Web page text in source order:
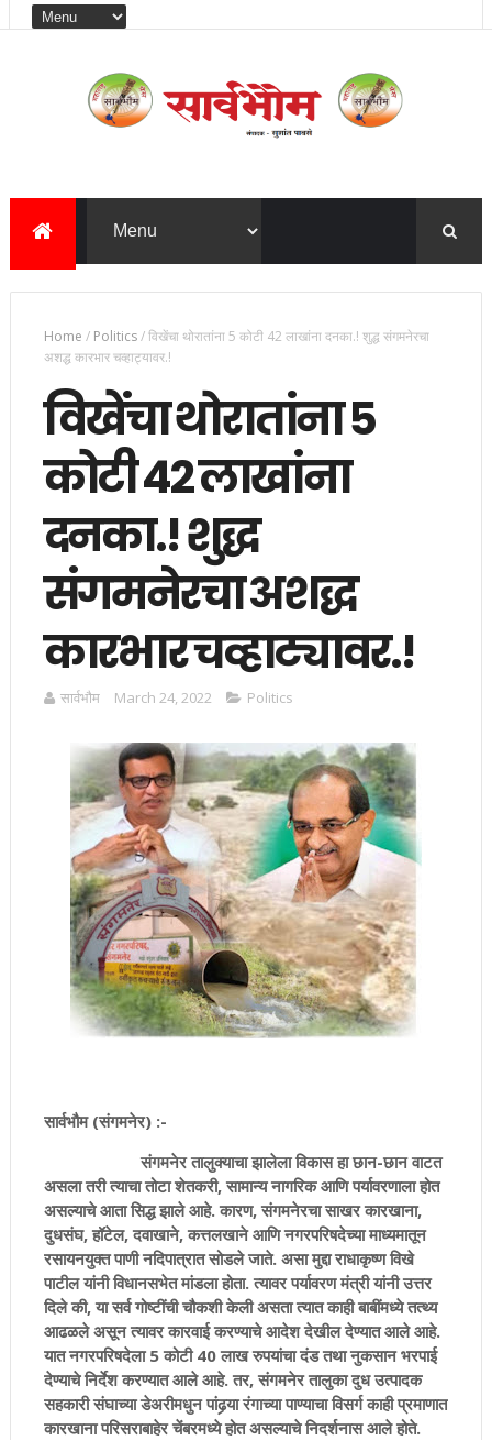
Home / Politics/विखेंचा थोरातांना 5 कोटी 42 लाखांना दनका.! शुद्ध संगमनेरचा
अशद्ध कारभार चव्हाट्यावर.!
विखेंचा थोरातांना 5
कोटी 42 लाखांना
दनका.! शुद्ध
संगमनेरचा अशद्ध
कारभार चव्हाट्यावर.!
सार्वभाैम March 24, 2022 Politics
सार्वभौम (संगमनेर) :-
संगमनेर तालुक्याचा झालेला विकास हा छान-छान वाटत
असला तरी त्याचा तोटा शेतकरी, सामान्य नागरिक आणि पर्यावरणाला होत
असल्याचे आता सिद्ध झाले आहे. कारण, संगमनेरचा साखर कारखाना,
दुधसंघ, हॉटेल, दवाखाने, कत्तलखाने आणि नगरपरिषदेच्या माध्यमातून
रसायनयुक्त पाणी नदिपात्रात सोडले जाते. असा मुद्दा राधाकृष्ण विखे
पाटील यांनी विधानसभेत मांडला होता. त्यावर पर्यावरण मंत्री यांनी उत्तर
दिले की, या सर्व गोष्टींची चौकशी केली असता त्यात काही बाबींमध्ये तत्थ्य
आढळले असून त्यावर कारवाई करण्याचे आदेश देखील देण्यात आले आहे.
यात नगरपरिषदेला 5 कोटी 40 लाख रुपयांचा दंड तथा नुकसान भरपाई
देण्याचे निर्देश करण्यात आले आहे. तर, संगमनेर तालुका दुध उत्पादक
सहकारी संघाच्या डेअरीमधुन पांढर्‍या रंगाच्या पाण्याचा विसर्ग काही प्रमाणात
कारखाना परिसराबाहेर चेंबरमध्ये होत असल्याचे निदर्शनास आले होते.